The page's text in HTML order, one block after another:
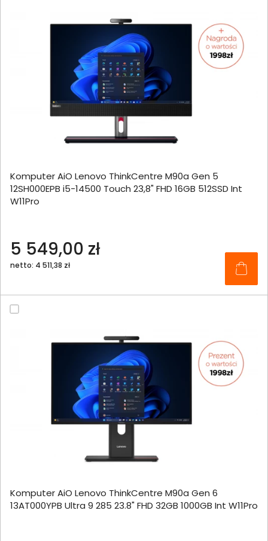
Komputer AiO Lenovo ThinkCentre M90a Gen 5
12SH000EPB i5-14500 Touch 23,8" FHD 16GB 512SSD Int
W11Pro
5 549,00 zł
netto: 4 511,38 zł
Komputer AiO Lenovo ThinkCentre M90a Gen 6
13AT000YPB Ultra 9 285 23.8" FHD 32GB 1000GB Int W11Pro